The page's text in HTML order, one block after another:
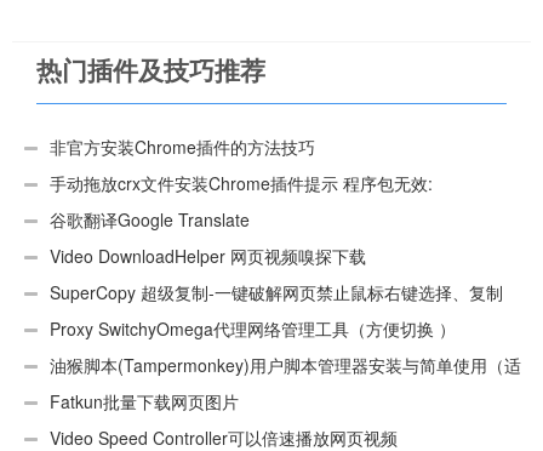
热门插件及技巧推荐
非官方安装Chrome插件的方法技巧
手动拖放crx文件安装Chrome插件提示 程序包无效:
“CEX_HEADER_INVALID”的解决办法
谷歌翻译Google Translate
Video DownloadHelper 网页视频嗅探下载
SuperCopy 超级复制-一键破解网页禁止鼠标右键选择、复制
Proxy SwitchyOmega代理网络管理工具（方便切换 ）
油猴脚本(Tampermonkey)用户脚本管理器安装与简单使用（适
用Android）
Fatkun批量下载网页图片
Video Speed Controller可以倍速播放网页视频